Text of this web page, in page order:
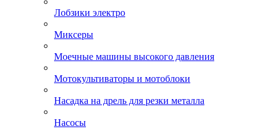
Лобзики электро
Миксеры
Моечные машины высокого давления
Мотокультиваторы и мотоблоки
Насадка на дрель для резки металла
Насосы